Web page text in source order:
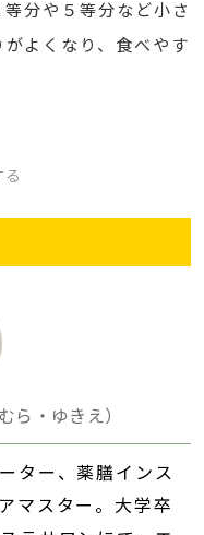
分や５等分など小さ
よくなり、食べやす
ら・ゆきえ）
ター、薬膳インス
マスター。大学卒